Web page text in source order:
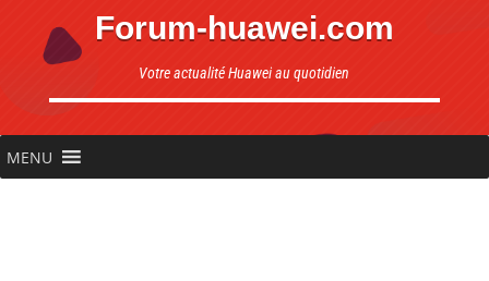
Forum-huawei.com
Votre actualité Huawei au quotidien
MENU